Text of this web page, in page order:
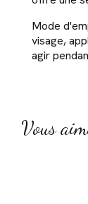
Mode
visage,
agir
Vous